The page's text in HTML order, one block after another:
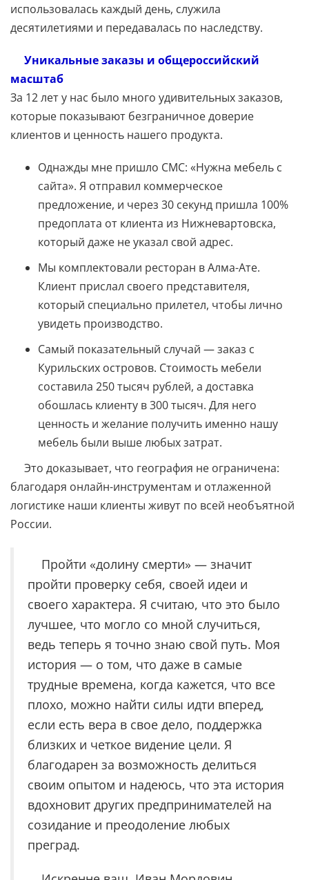
использовалась каждый день, служила
десятилетиями и передавалась по наследству.
Уникальные заказы и общероссийский
масштаб
За 12 лет у нас было много удивительных заказов,
которые показывают безграничное доверие
клиентов и ценность нашего продукта.
Однажды мне пришло СМС: «Нужна мебель с
сайта». Я отправил коммерческое
предложение, и через 30 секунд пришла 100%
предоплата от клиента из Нижневартовска,
который даже не указал свой адрес.
Мы комплектовали ресторан в Алма-Ате.
Клиент прислал своего представителя,
который специально прилетел, чтобы лично
увидеть производство.
Самый показательный случай — заказ с
Курильских островов. Стоимость мебели
составила 250 тысяч рублей, а доставка
обошлась клиенту в 300 тысяч. Для него
ценность и желание получить именно нашу
мебель были выше любых затрат.
Это доказывает, что география не ограничена:
благодаря онлайн-инструментам и отлаженной
логистике наши клиенты живут по всей необъятной
России.
Пройти «долину смерти» — значит
пройти проверку себя, своей идеи и
своего характера. Я считаю, что это было
лучшее, что могло со мной случиться,
ведь теперь я точно знаю свой путь. Моя
история — о том, что даже в самые
трудные времена, когда кажется, что все
плохо, можно найти силы идти вперед,
если есть вера в свое дело, поддержка
близких и четкое видение цели. Я
благодарен за возможность делиться
своим опытом и надеюсь, что эта история
вдохновит других предпринимателей на
созидание и преодоление любых
преград.